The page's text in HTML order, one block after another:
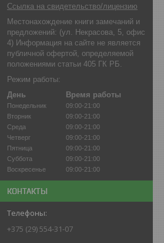
Ссылка на свидетельство/лицензию
Местонахождение книги замечаний и
предложений: (ул. Некрасова, 5, офис
4) Информация на сайте не является
публичной офертой, определяемой
положениями статьи 405 ГК РБ.
Режим работы:
День
Время работы
Понедельник
09:00-21:00
Вторник
09:00-21:00
Среда
09:00-21:00
Четверг
09:00-21:00
Пятница
09:00-21:00
Суббота
09:00-21:00
Воскресенье
09:00-21:00
КОНТАКТЫ
+375 (29) 554-31-07